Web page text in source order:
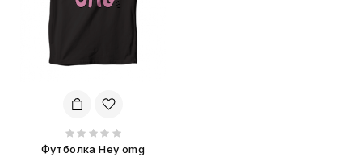
Футболка Hey omg